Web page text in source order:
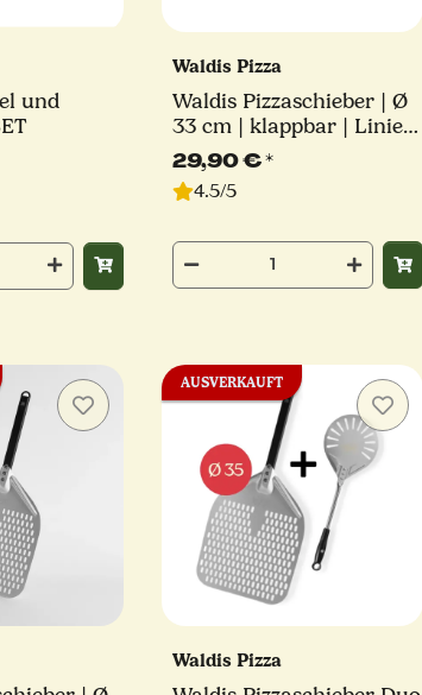
und
Waldis Pizza
Waldis Pizzaschieber | Ø
33 cm | klappbar | Linie
Basic
29,90 €*
4.5/5
AUSVERKAUFT
Waldis Pizza